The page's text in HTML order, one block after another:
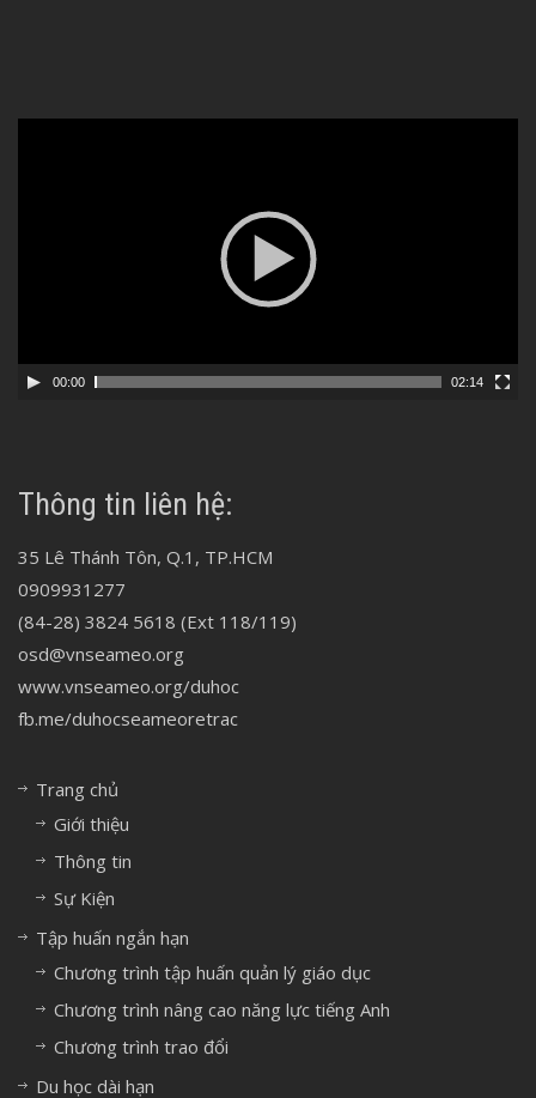
00:00 02:14
Thông tin liên hệ:
35 Lê Thánh Tôn, Q.1, TP.HCM
0909931277
(84-28) 3824 5618 (Ext 118/119)
osd@vnseameo.org
www.vnseameo.org/duhoc
fb.me/duhocseameoretrac
Trang chủ
Giới thiệu
Thông tin
Sự Kiện
Tập huấn ngắn hạn
Chương trình tập huấn quản lý giáo dục
Chương trình nâng cao năng lực tiếng Anh
Chương trình trao đổi
Du học dài hạn